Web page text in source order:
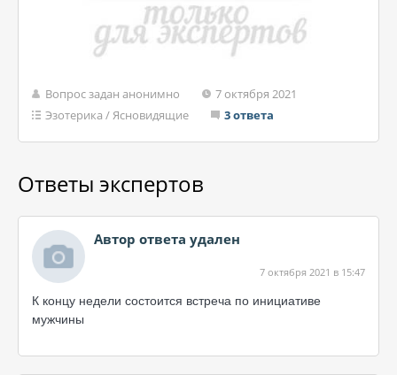
Вопрос задан анонимно
7 октября 2021
Эзотерика /Ясновидящие 3 ответа
Ответы экспертов
Автор ответа удален
7 октября 2021 в 15:47
К концу недели состоится встреча по инициативе
мужчины